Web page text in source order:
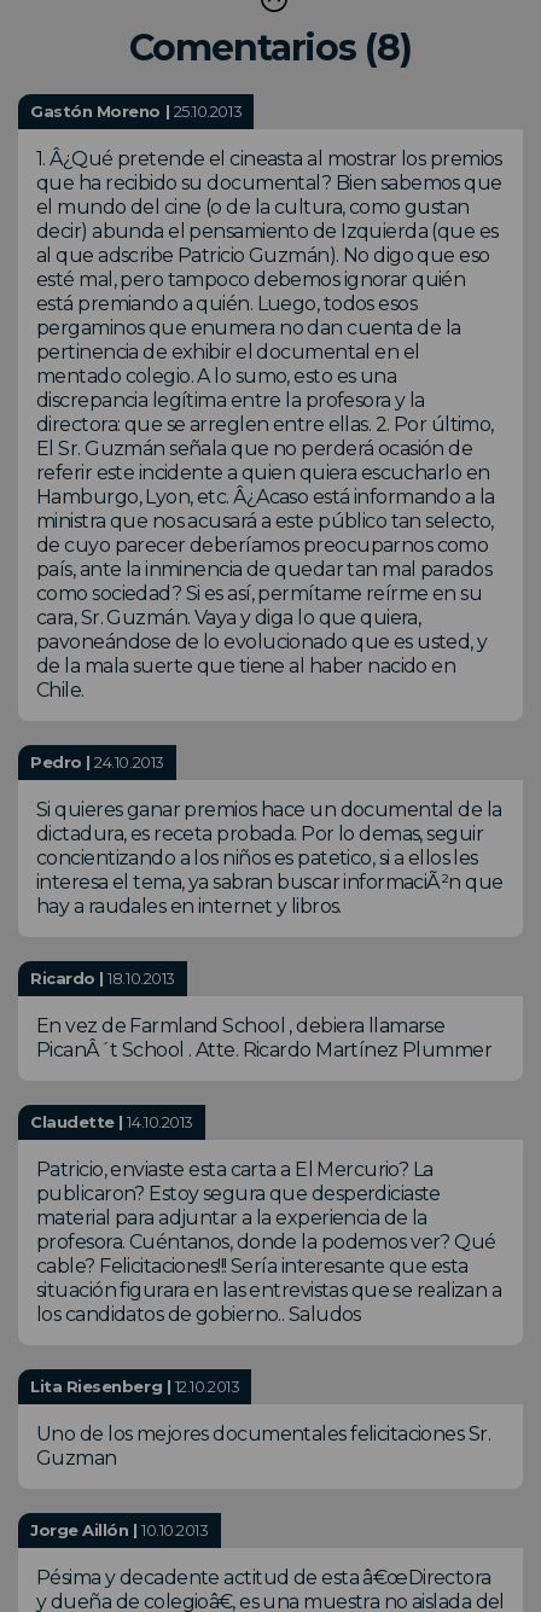
Comentarios (8)
Gastón Moreno | 25.10.2013
1. Â¿Qué pretende el cineasta al mostrar los premios
que ha recibido su documental? Bien sabemos que
el mundo del cine (o de la cultura, como gustan
decir) abunda el pensamiento de Izquierda (que es
al que adscribe Patricio Guzmán). No digo que eso
esté mal, pero tampoco debemos ignorar quién
está premiando a quién. Luego, todos esos
pergaminos que enumera no dan cuenta de la
pertinencia de exhibir el documental en el
mentado colegio. A lo sumo, esto es una
discrepancia legítima entre la profesora y la
directora: que se arreglen entre ellas. 2. Por último,
El Sr. Guzmán señala que no perderá ocasión de
referir este incidente a quien quiera escucharlo en
Hamburgo, Lyon, etc. Â¿Acaso está informando a la
ministra que nos acusará a este público tan selecto,
de cuyo parecer deberíamos preocuparnos como
país, ante la inminencia de quedar tan mal parados
como sociedad? Si es así, permítame reírme en su
cara, Sr. Guzmán. Vaya y diga lo que quiera,
pavoneándose de lo evolucionado que es usted, y
de la mala suerte que tiene al haber nacido en
Chile.
Pedro |24.10.2013
Si quieres ganar premios hace un documental de la
dictadura, es receta probada. Por lo demas, seguir
concientizando a los niños es patetico, si a ellos les
interesa el tema, ya sabran buscar informaciÃ²n que
hay a raudales en internet y libros.
Ricardo |18.10.2013
En vez de Farmland School , debiera llamarse
PicanÂ´t School . Atte. Ricardo Martínez Plummer
Claudette |14.10.2013
Patricio, enviaste esta carta a El Mercurio? La
publicaron? Estoy segura que desperdiciaste
material para adjuntar a la experiencia de la
profesora. Cuéntanos, donde la podemos ver? Qué
cable? Felicitaciones!!! Sería interesante que esta
situación figurara en las entrevistas que se realizan a
los candidatos de gobierno.. Saludos
Lita Riesenberg | 12.10.2013
Uno de los mejores documentales felicitaciones Sr.
Guzman
Jorge Aillón |10.10.2013
Pésima y decadente actitud de esta â€œDirectora
y dueña de colegioâ€, es una muestra no aislada del